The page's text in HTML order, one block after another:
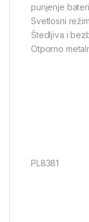
punjenje
Svetlosni
Štedljiva i
Otporno
PL8381